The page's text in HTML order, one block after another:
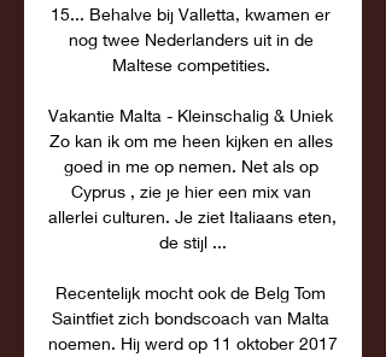
15... Behalve bij Valletta, kwamen er
nog twee Nederlanders uit in de
Maltese competities.
Vakantie Malta - Kleinschalig & Uniek
Zo kan ik om me heen kijken en alles
goed in me op nemen. Net als op
Cyprus , zie je hier een mix van
allerlei culturen. Je ziet Italiaans eten,
de stijl ...
Recentelijk mocht ook de Belg Tom
Saintfiet zich bondscoach van Malta
noemen. Hij werd op 11 oktober 2017